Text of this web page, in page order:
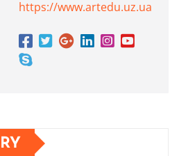
https://www.artedu.uz.ua